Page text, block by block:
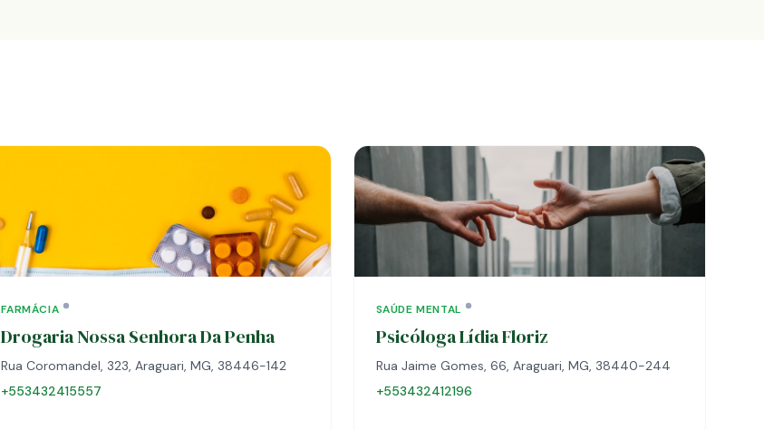
FARMÁCIA
Drogaria Nossa Senhora Da Penha
Rua Coromandel, 323, Araguari, MG, 38446-142
+553432415557
SAÚDE MENTAL
Psicóloga Lídia Floriz
Rua Jaime Gomes, 66, Araguari, MG, 38440-244
+553432412196